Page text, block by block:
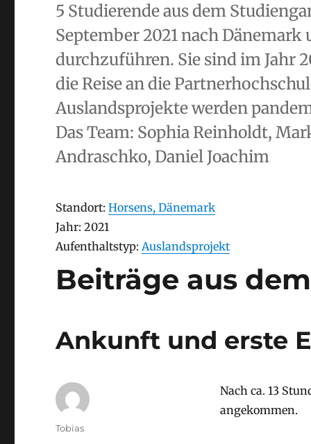
5 Studierende aus dem
September 2021 nach
durchzuführen. Sie sind im Jahr
die Reise an die
Auslandsprojekte werden
Das Team: Sophia Reinholdt,
Andraschko, Daniel Joachim
Stay
Standort:Horsens, Dänemark
Stay
Jahr: 2021
Aufenthaltstyp
Aufenthaltstyp:Auslandsprojekt
Beiträge aus
Ankunft und erste
Nach ca. 13
angekommen.
Autor
Tobias